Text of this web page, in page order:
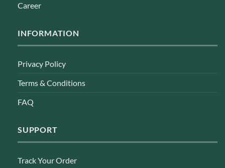
Career
INFORMATION
Privacy Policy
Terms & Conditions
FAQ
SUPPORT
Track Your Order